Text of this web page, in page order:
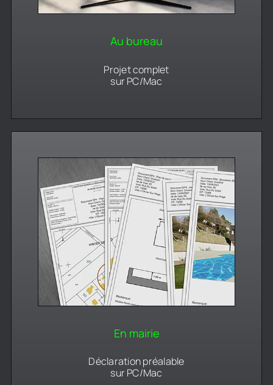
Au bureau
Projet complet
sur PC/Mac
En mairie
Déclaration préalable
sur PC/Mac